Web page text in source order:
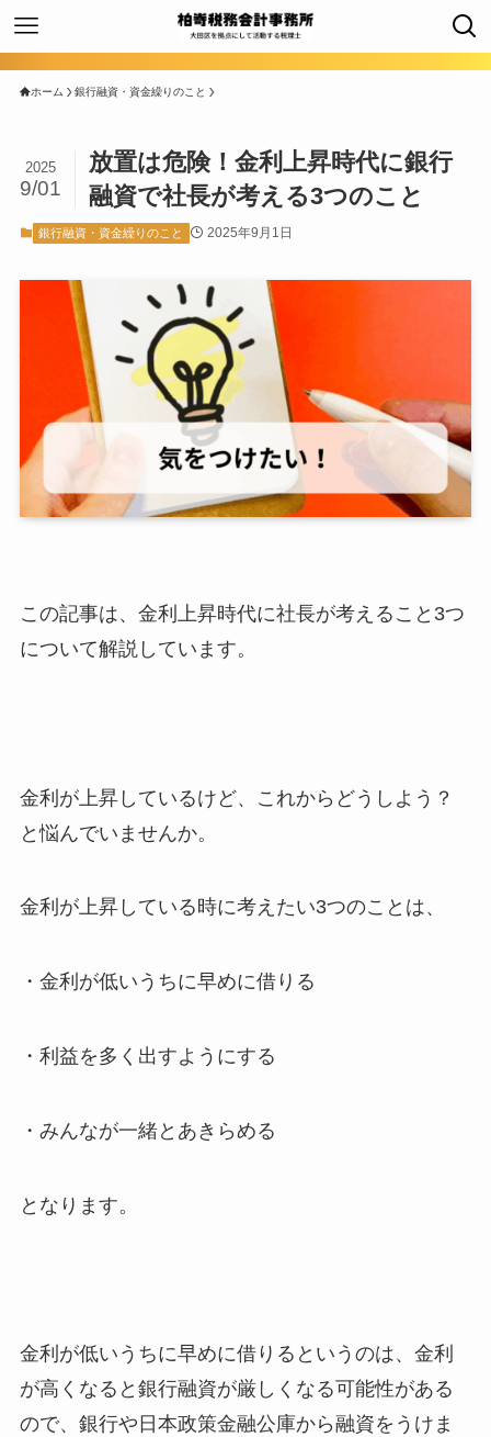
ホーム 銀行融資・資金繰りのこと
放置は危険！金利上昇時代に銀行
融資で社長が考える3つのこと
2025
9/01
銀行融資・資金繰りのこと 2025年9月1日
この記事は、金利上昇時代に社長が考えること3つ
について解説しています。
金利が上昇しているけど、これからどうしよう？
と悩んでいませんか。
金利が上昇している時に考えたい3つのことは、
・金利が低いうちに早めに借りる
・利益を多く出すようにする
・みんなが一緒とあきらめる
となります。
金利が低いうちに早めに借りるというのは、金利
が高くなると銀行融資が厳しくなる可能性がある
ので、銀行や日本政策金融公庫から融資をうけま